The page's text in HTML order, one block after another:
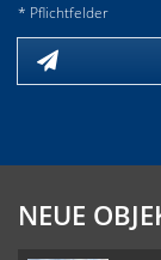
* Pflichtfelder
NEUE